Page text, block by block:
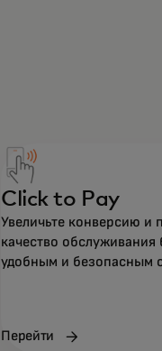
Click to Pay
Увеличьте конверсию и
качество обслуживания
удобным и безопасным
Перейти